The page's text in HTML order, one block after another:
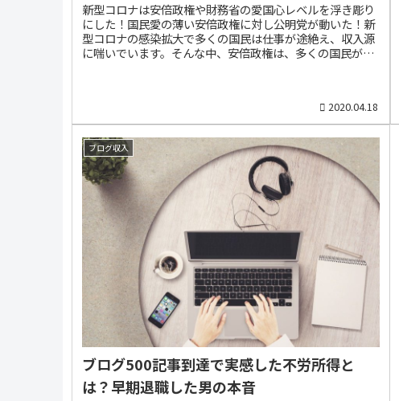
新型コロナは安倍政権や財務省の愛国心レベルを浮き彫り
にした！国民愛の薄い安倍政権に対し公明党が動いた！新
型コロナの感染拡大で多くの国民は仕事が途絶え、収入源
に喘いでいます。そんな中、安倍政権は、多くの国民がも
安倍総理に迫ったことから、流石に選挙で創価学会のお世
話になっている自民党も慌て出し、見せ金1世帯30万円給
付から無条件の1人10万円給付で決着したと報道機関は伝
えています。 「今、やらないと私も首相もおしまいです
よ」。15日午前の首相官邸。公明党の山口那津男代表は首
相に語気を強めて一律10万円給付の実現を迫った。複数の
与党関係者によると、山口氏はこの際、「連立離脱」の可
能性に踏み込んだとされ、あまりのけんまくに首相も動揺
を隠せな...
2020.04.18
ブログ収入
ブログ500記事到達で実感した不労所得と
は？早期退職した男の本音